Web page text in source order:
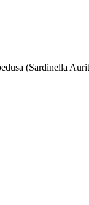
(Sardinella